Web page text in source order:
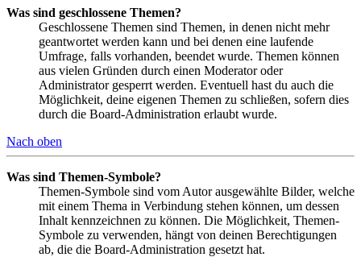
Was sind geschlossene Themen?
Geschlossene Themen sind Themen, in denen nicht mehr
geantwortet werden kann und bei denen eine laufende
Umfrage, falls vorhanden, beendet wurde. Themen können
aus vielen Gründen durch einen Moderator oder
Administrator gesperrt werden. Eventuell hast du auch die
Möglichkeit, deine eigenen Themen zu schließen, sofern dies
durch die Board-Administration erlaubt wurde.
Nach oben
Was sind Themen-Symbole?
Themen-Symbole sind vom Autor ausgewählte Bilder, welche
mit einem Thema in Verbindung stehen können, um dessen
Inhalt kennzeichnen zu können. Die Möglichkeit, Themen-
Symbole zu verwenden, hängt von deinen Berechtigungen
ab, die die Board-Administration gesetzt hat.